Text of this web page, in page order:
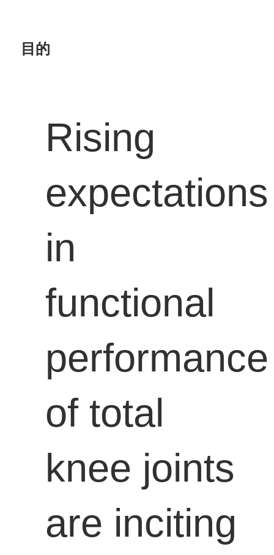
目的
Rising
expectations
in
functional
performance
of total
knee joints
are inciting